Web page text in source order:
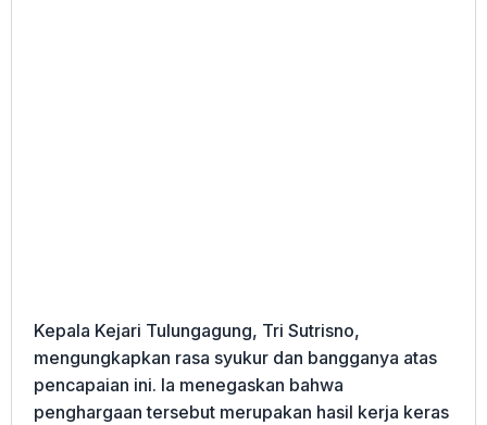
Kepala Kejari Tulungagung, Tri Sutrisno,
mengungkapkan rasa syukur dan bangganya atas
pencapaian ini. Ia menegaskan bahwa
penghargaan tersebut merupakan hasil kerja keras